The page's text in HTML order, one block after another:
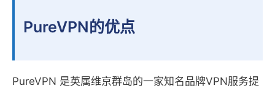
PureVPN的优点
PureVPN 是英属维京群岛的一家知名品牌VPN服务提